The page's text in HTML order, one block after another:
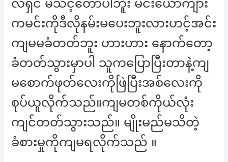
လဲရှင် မသင့်တော်ပါဘူး မင်းယောက်ျား
ကမင်းကိုဒီလိုနမ်းမပေးဘူးလားဟင့်အင်း
ကျမမခံတတ်ဘူး ဟားဟား နောက်တော့
ခံတတ်သွားမှာပါ သူကပြောပြီးတာနဲ့ကျ
မစောက်ဖုတ်လေးကိုဖြဲပြီးအစ်လေးကို
စုပ်ယူလိုက်သည်။ကျမတစ်ကိုယ်လုံး
ကျင်တတ်သွားသည်။ မျိုးမည်မသိတဲ့
ခံစားမှုကိုကျမရလိုက်သည် ။